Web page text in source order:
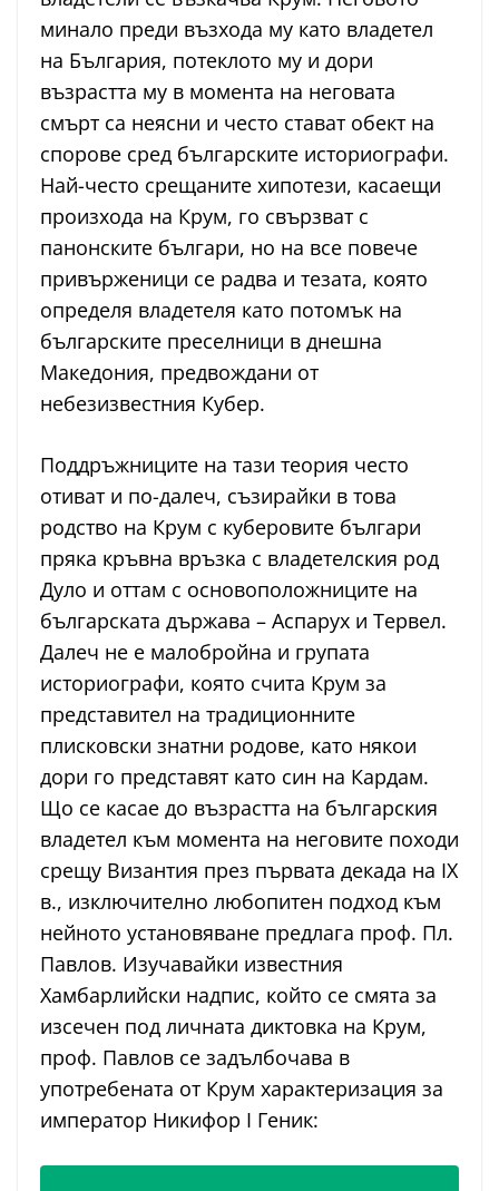
минало преди възхода му като владетел
на България, потеклото му и дори
възрастта му в момента на неговата
смърт са неясни и често стават обект на
спорове сред българските историографи.
Най-често срещаните хипотези, касаещи
произхода на Крум, го свързват с
панонските българи, но на все повече
привърженици се радва и тезата, която
определя владетеля като потомък на
българските преселници в днешна
Македония, предвождани от
небезизвестния Кубер.
Поддръжниците на тази теория често
отиват и по-далеч, съзирайки в това
родство на Крум с куберовите българи
пряка кръвна връзка с владетелския род
Дуло и оттам с основоположниците на
българската държава – Аспарух и Тервел.
Далеч не е малобройна и групата
историографи, която счита Крум за
представител на традиционните
плисковски знатни родове, като някои
дори го представят като син на Кардам.
Що се касае до възрастта на българския
владетел към момента на неговите походи
срещу Византия през първата декада на IX
в., изключително любопитен подход към
нейното установяване предлага проф. Пл.
Павлов. Изучавайки известния
Хамбарлийски надпис, който се смята за
изсечен под личната диктовка на Крум,
проф. Павлов се задълбочава в
употребената от Крум характеризация за
император Никифор I Геник: